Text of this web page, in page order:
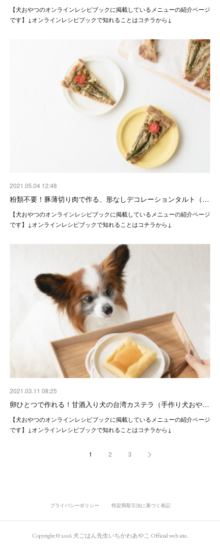
【犬おやつのオンラインレシピブックに掲載しているメニューの紹介ページ
です】↓オンラインレシピブックで知れることはコチラから↓
2021.05.04 12:48
粉類不要！豚薄切り肉で作る、形なしデコレーションタルト（…
【犬おやつのオンラインレシピブックに掲載しているメニューの紹介ページ
です】↓オンラインレシピブックで知れることはコチラから↓
2021.03.11 08:25
卵ひとつで作れる！甘酒入り犬の台湾カステラ（手作り犬おや…
【犬おやつのオンラインレシピブックに掲載しているメニューの紹介ページ
です】↓オンラインレシピブックで知れることはコチラから↓
1 2 3
プライバシーポリシー 特定商取引法に基づく表記
Copyright ©2026 犬ごはん先生いちかわあやこ Official web site.